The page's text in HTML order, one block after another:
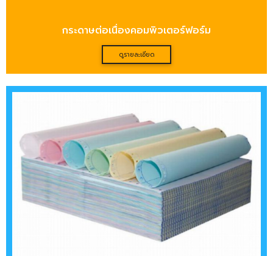
กระดาษต่อเนื่องคอมพิวเตอร์ฟอร์ม
ดูรายละเอียด